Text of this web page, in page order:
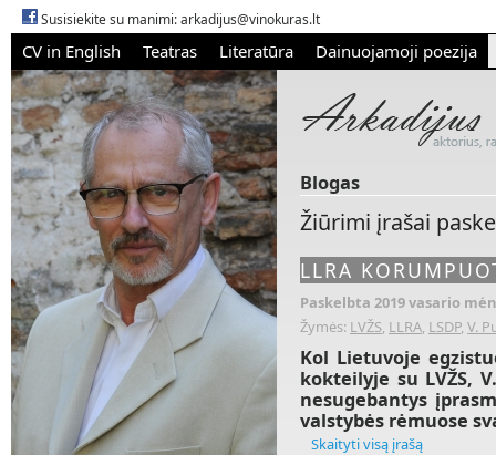
Susisiekite su manimi:arkadijus@vinokuras.lt
CV in English Teatras Literatūra Dainuojamoji poezija
Blogas
Žiūrimi įrašai
LLRA
Paskelbta 2019 vasario
Žymės: LVŽS, LLRA, LSDP, V.
Kol Lietuvoje
kokteilyje su LVŽS,
nesugebantys
valstybės rėmuose
Skaityti visą įrašą